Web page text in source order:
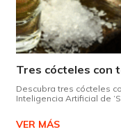
Descubra tres cócteles
Inteligencia Artificial de
VER MÁS